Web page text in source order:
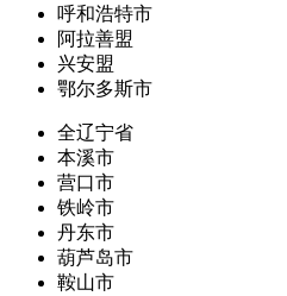
呼和浩特市
阿拉善盟
兴安盟
鄂尔多斯市
全辽宁省
本溪市
营口市
铁岭市
丹东市
葫芦岛市
鞍山市